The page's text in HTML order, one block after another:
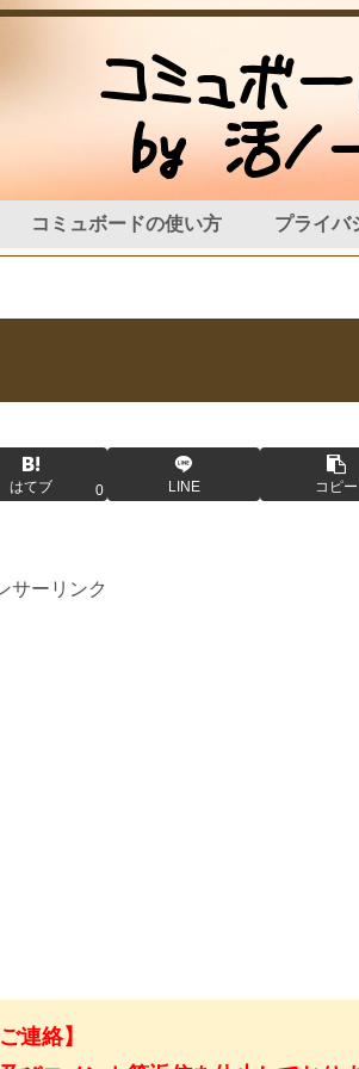
コミュボードの使い方 プライバ
はてブ 0 LINE コピー
サーリンク
連絡】